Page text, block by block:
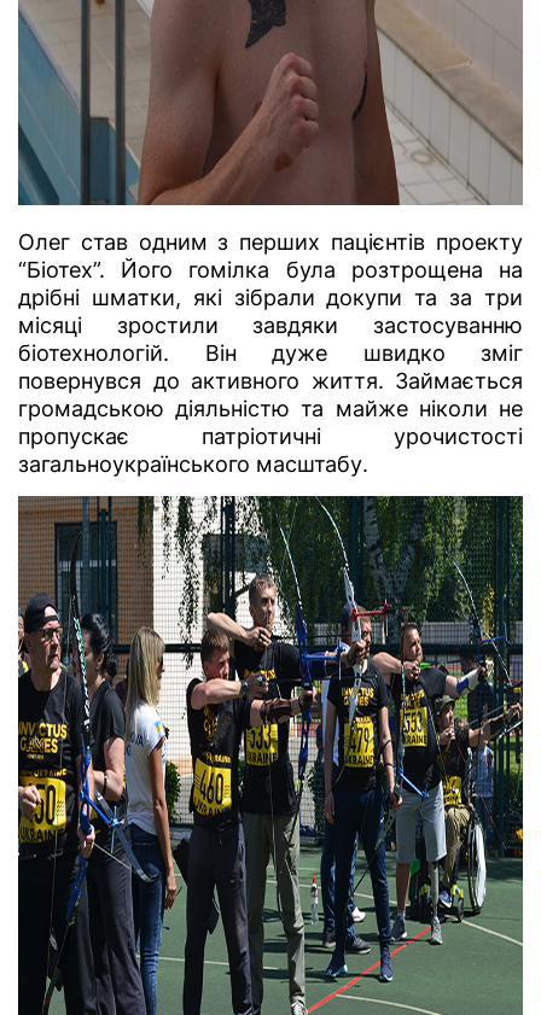
Олег став одним з перших пацієнтів проекту
“Біотех”. Його гомілка була розтрощена на
дрібні шматки, які зібрали докупи та за три
місяці зростили завдяки застосуванню
біотехнологій. Він дуже швидко зміг
повернувся до активного життя. Займається
громадською діяльністю та майже ніколи не
пропускає патріотичні урочистості
загальноукраїнського масштабу.